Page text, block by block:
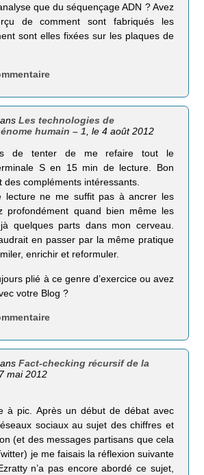
que du séquençage ADN ? Avez
de comment sont fabriqués les
sont elles fixées sur les plaques de
Les technologies de
humain – 1, le 4 août 2012
de tenter de me refaire tout le
S en 15 min de lecture. Bon
des compléments intéressants.
lecture ne me suffit pas à ancrer les
profondément quand bien même les
quelques parts dans mon cerveau.
en passer par la même pratique
enrichir et reformuler.
plié à ce genre d’exercice ou avez
votre Blog ?
Fact-checking récursif de la
7 mai 2012
à pic. Après un début de débat avec
sociaux au sujet des chiffres et
(et des messages partisans que cela
je me faisais la réflexion suivante
n’a pas encore abordé ce sujet,